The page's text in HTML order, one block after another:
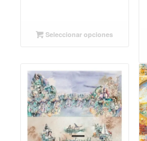
Seleccionar opciones